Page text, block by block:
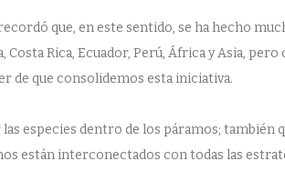
que, en este sentido, se ha hecho
Costa Rica, Ecuador, Perú, África y Asia,
de que consolidemos esta iniciativa.
especies dentro de los páramos; también
están interconectados con todas las